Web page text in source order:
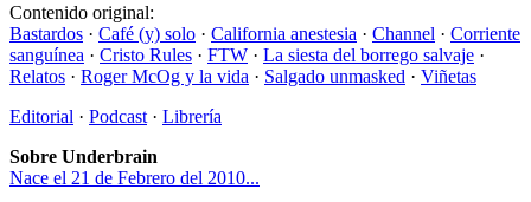
Contenido original:
Bastardos · Café (y) solo · California anestesia · Channel · Corriente
sanguínea · Cristo Rules · FTW · La siesta del borrego salvaje ·
Relatos · Roger McOg y la vida · Salgado unmasked · Viñetas
Editorial · Podcast · Librería
Sobre Underbrain
Nace el 21 de Febrero del 2010...